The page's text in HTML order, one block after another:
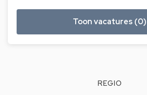
Toon vacatures (0)
REGIO